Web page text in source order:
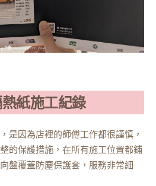
紙施工紀錄
是因為店裡的師傅工作都很謹慎，
的保護措施，在所有施工位置都鋪
盤覆蓋防塵保護套，服務非常細